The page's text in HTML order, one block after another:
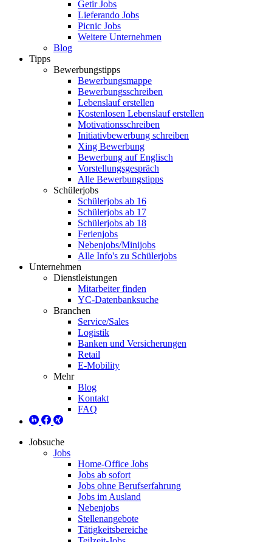
Getir Jobs
Lieferando Jobs
Picnic Jobs
Weitere Unternehmen
Blog
Tipps
Bewerbungstipps
Bewerbungsmappe
Bewerbungsschreiben
Lebenslauf erstellen
Kostenlosen Lebenslauf erstellen
Motivationsschreiben
Initiativbewerbung schreiben
Xing Bewerbung
Bewerbung auf Englisch
Vorstellungsgespräch
Alle Bewerbungstipps
Schülerjobs
Schülerjobs ab 16
Schülerjobs ab 17
Schülerjobs ab 18
Ferienjobs
Nebenjobs/Minijobs
Alle Info's zu Schülerjobs
Unternehmen
Dienstleistungen
Mitarbeiter finden
YC-Datenbanksuche
Branchen
Service/Sales
Logistik
Banken und Versicherungen
Retail
E-Mobility
Mehr
Blog
Kontakt
FAQ
Jobsuche
Jobs
Home-Office Jobs
Jobs ab sofort
Jobs ohne Berufserfahrung
Jobs im Ausland
Nebenjobs
Stellenangebote
Tätigkeitsbereiche